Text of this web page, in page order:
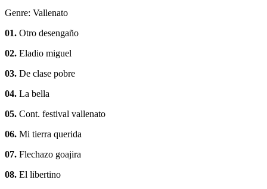
Genre: Vallenato
01. Otro desengaño
02. Eladio miguel
03. De clase pobre
04. La bella
05. Cont. festival vallenato
06. Mi tierra querida
07. Flechazo goajira
08. El libertino